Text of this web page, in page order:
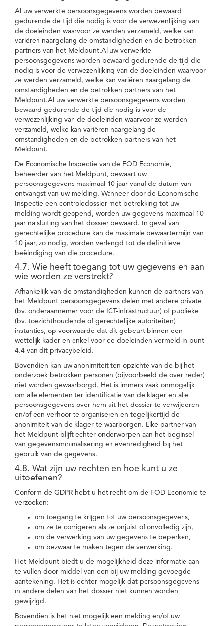
Al uw verwerkte persoonsgegevens worden bewaard
gedurende de tijd die nodig is voor de verwezenlijking van
de doeleinden waarvoor ze werden verzameld, welke kan
variëren naargelang de omstandigheden en de betrokken
partners van het Meldpunt.Al uw verwerkte
persoonsgegevens worden bewaard gedurende de tijd die
nodig is voor de verwezenlijking van de doeleinden waarvoor
ze werden verzameld, welke kan variëren naargelang de
omstandigheden en de betrokken partners van het
Meldpunt.Al uw verwerkte persoonsgegevens worden
bewaard gedurende de tijd die nodig is voor de
verwezenlijking van de doeleinden waarvoor ze werden
verzameld, welke kan variëren naargelang de
omstandigheden en de betrokken partners van het
Meldpunt.
De Economische Inspectie van de FOD Economie,
beheerder van het Meldpunt, bewaart uw
persoonsgegevens maximaal 10 jaar vanaf de datum van
ontvangst van uw melding. Wanneer door de Economische
Inspectie een controledossier met betrekking tot uw
melding wordt geopend, worden uw gegevens maximaal 10
jaar na sluiting van het dossier bewaard. In geval van
gerechtelijke procedure kan de maximale bewaartermijn van
10 jaar, zo nodig, worden verlengd tot de definitieve
beëindiging van die procedure.
4.7. Wie heeft toegang tot uw gegevens en aan
wie worden ze verstrekt?
Afhankelijk van de omstandigheden kunnen de partners van
het Meldpunt persoonsgegevens delen met andere private
(bv. onderaannemer voor de ICT-infrastructuur) of publieke
(bv. toezichthoudende of gerechtelijke autoriteiten)
instanties, op voorwaarde dat dit gebeurt binnen een
wettelijk kader en enkel voor de doeleinden vermeld in punt
4.4 van dit privacybeleid.
Bovendien kan uw anonimiteit ten opzichte van de bij het
onderzoek betrokken personen (bijvoorbeeld de overtreder)
niet worden gewaarborgd. Het is immers vaak onmogelijk
om alle elementen ter identificatie van de klager en alle
persoonsgegevens over hem uit het dossier te verwijderen
en/of een verhoor te organiseren en tegelijkertijd de
anonimiteit van de klager te waarborgen. Elke partner van
het Meldpunt blijft echter onderworpen aan het beginsel
van gegevensminimalisering en evenredigheid bij het
gebruik van de gegevens.
4.8. Wat zijn uw rechten en hoe kunt u ze
uitoefenen?
Conform de GDPR hebt u het recht om de FOD Economie te
verzoeken:
om toegang te krijgen tot uw persoonsgegevens,
om ze te corrigeren als ze onjuist of onvolledig zijn,
om de verwerking van uw gegevens te beperken,
om bezwaar te maken tegen de verwerking.
Het Meldpunt biedt u de mogelijkheid deze informatie aan
te vullen door middel van een bij uw melding gevoegde
aantekening. Het is echter mogelijk dat persoonsgegevens
in andere delen van het dossier niet kunnen worden
gewijzigd.
Bovendien is het niet mogelijk een melding en/of uw